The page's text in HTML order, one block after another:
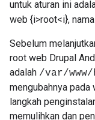
untuk aturan ini
web {i>root<i},
Sebelum
root web Drupal
adalah /var/
mengubahnya pada
langkah
memulihkan dan